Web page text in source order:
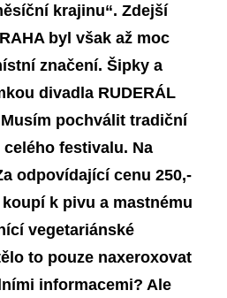
krajinu“. Zdejší
byl však až moc
značení. Šipky a
divadla RUDERÁL
pochválit tradiční
festivalu. Na
odpovídající cenu 250,-
k pivu a mastnému
vegetariánské
to pouze naxeroxovat
informacemi? Ale